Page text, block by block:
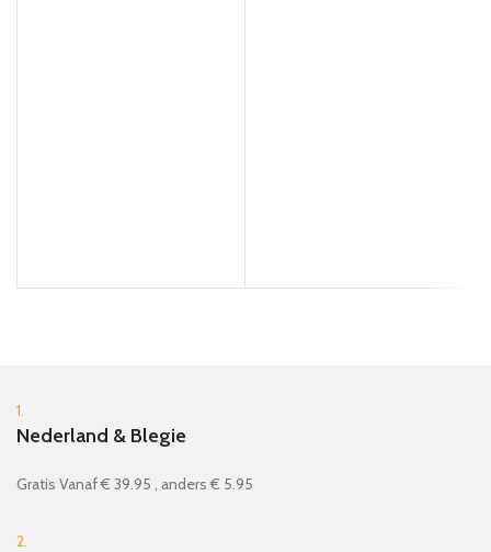
1.
Nederland & Blegie
Gratis Vanaf € 39.95 , anders € 5.95
2.